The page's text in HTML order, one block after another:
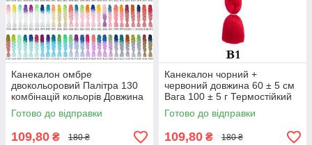
Канекалон омбре
двокольоровий Палітра 130
комбінацій кольорів Довжина
60 см Вага 100 грам
Термостійкий коса Jumbo
Braid
Готово до відправки
109,80 ₴ 180 ₴
Канекалон чорний +
червоний довжина 60 ± 5 см
Вага 100 ± 5 г Термостійкий
омбре двокольоровий коса
Jumbo Braid
Готово до відправки
109,80 ₴ 180 ₴